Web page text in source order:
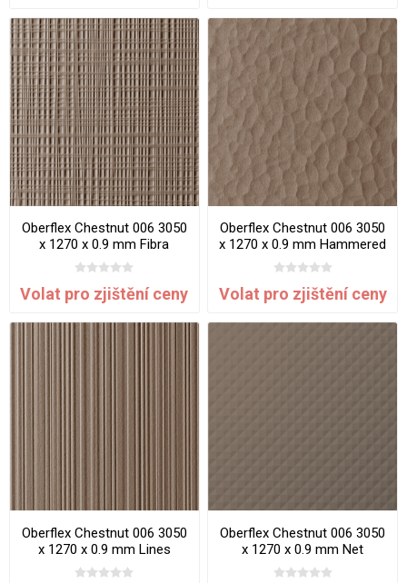
Oberflex Chestnut 006 3050
x 1270 x 0.9 mm Fibra
Volat pro zjištění ceny
Oberflex Chestnut 006 3050
x 1270 x 0.9 mm Hammered
Volat pro zjištění ceny
Oberflex Chestnut 006 3050
x 1270 x 0.9 mm Lines
Oberflex Chestnut 006 3050
x 1270 x 0.9 mm Net